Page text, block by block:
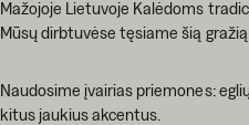
Mažojoje Lietuvoje Kalėdoms
Mūsų dirbtuvėse tęsiame šią
Naudosime įvairias priemones:
kitus jaukius akcentus.